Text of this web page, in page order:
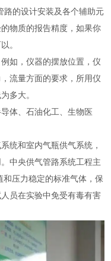
路的设计安装及各个辅助元
物质的报告精度，如果你
。
如，仪器的摆放位置，仪
流量方面的要求，所用仪
多大。
体、石油化工、生物医
统和室内气瓶供气系统，
中央供气管路系统工程主
压力稳定的标准气体，保
员在实验中免受有毒有害